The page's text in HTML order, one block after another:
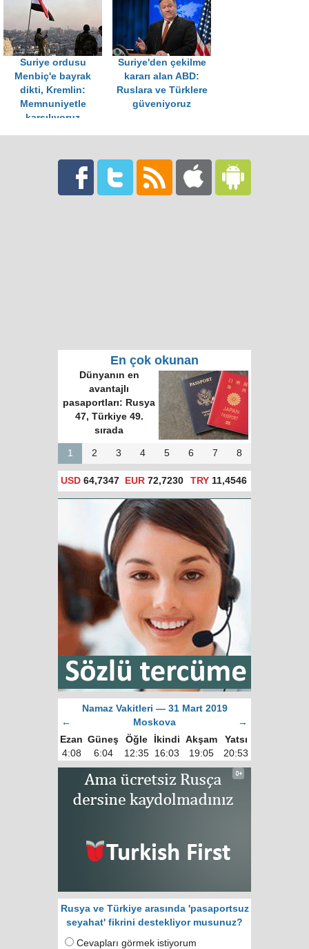
Suriye ordusu
Menbiç'e bayrak
dikti, Kremlin:
Memnuniyetle
karşılıyoruz
Suriye'den çekilme
kararı alan ABD:
Ruslara ve Türklere
güveniyoruz
En çok okunan
Dünyanın en
avantajlı
pasaportları: Rusya
47, Türkiye 49.
sırada
1 2 3 4 5 6 7 8
USD 64,7347 EUR 72,7230 TRY 11,4546
Namaz Vakitleri — 31 Mart 2019
←
Moskova
→
Ezan Güneş Öğle İkindi Akşam
Yatsı
4:08
6:04 12:35 16:03 19:05 20:53
Rusya ve Türkiye arasında 'pasaportsuz
seyahat' fikrini destekliyor musunuz?
Cevapları görmek istiyorum